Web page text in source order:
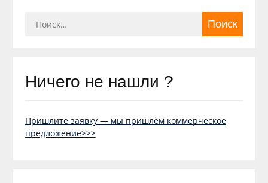
Ничего не нашли ?
Пришлите заявку — мы пришлём коммерческое
предложение>>>